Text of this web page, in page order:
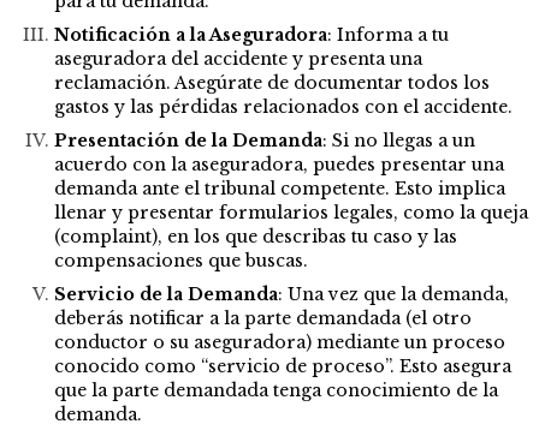
Notificación a la Aseguradora: Informa a tu
aseguradora del accidente y presenta una
reclamación. Asegúrate de documentar todos los
gastos y las pérdidas relacionados con el accidente.
Presentación de la Demanda: Si no llegas a un
acuerdo con la aseguradora, puedes presentar una
demanda ante el tribunal competente. Esto implica
llenar y presentar formularios legales, como la queja
(complaint), en los que describas tu caso y las
compensaciones que buscas.
Servicio de la Demanda: Una vez que la demanda,
deberás notificar a la parte demandada (el otro
conductor o su aseguradora) mediante un proceso
conocido como “servicio de proceso”. Esto asegura
que la parte demandada tenga conocimiento de la
demanda.